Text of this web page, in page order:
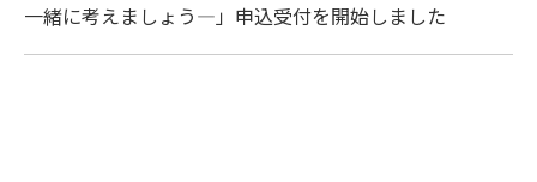
一緒に考えましょう―」申込受付を開始しました